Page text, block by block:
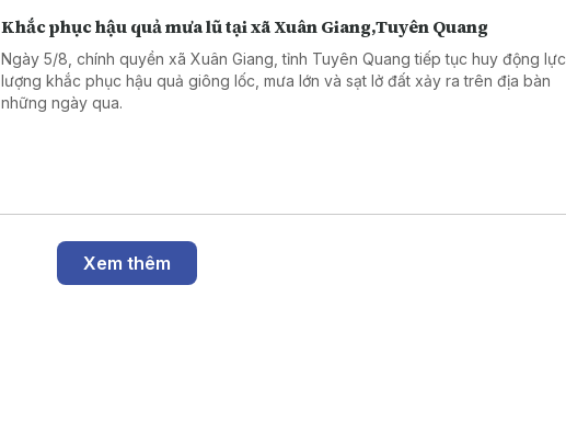
Khắc phục hậu quả mưa lũ tại xã Xuân Giang,Tuyên Quang
Ngày 5/8, chính quyền xã Xuân Giang, tỉnh Tuyên Quang tiếp tục huy động lực
lượng khắc phục hậu quả giông lốc, mưa lớn và sạt lở đất xảy ra trên địa bàn
những ngày qua.
Xem thêm